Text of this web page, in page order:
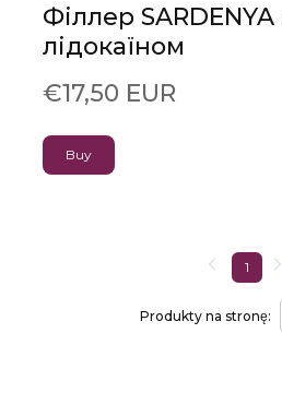
Філлер
лідокаїном
€17,50 EUR
Buy
Produkty na stronę:
1